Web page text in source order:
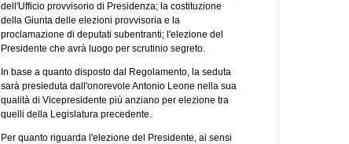
dell'Ufficio provvisorio di Presidenza; la costituzione
della Giunta delle elezioni provvisoria e la
proclamazione di deputati subentranti; l'elezione del
Presidente che avrà luogo per scrutinio segreto.
In base a quanto disposto dal Regolamento, la seduta
sarà presieduta dall'onorevole Antonio Leone nella sua
qualità di Vicepresidente più anziano per elezione tra
quelli della Legislatura precedente.
Per quanto riguarda l'elezione del Presidente, ai sensi